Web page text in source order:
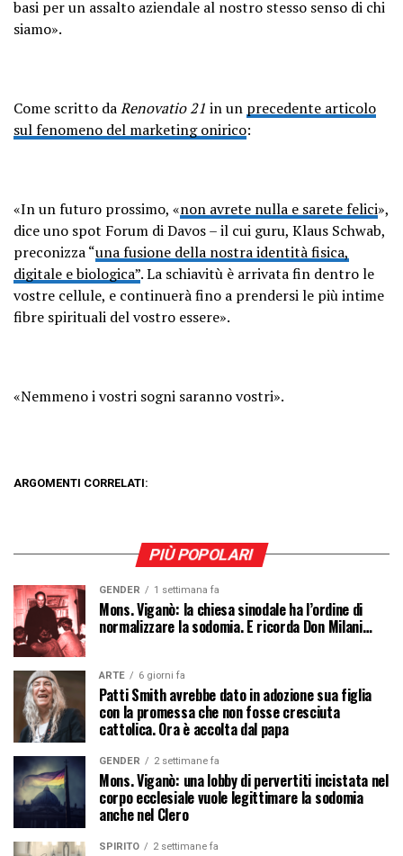
basi per un assalto aziendale al nostro stesso senso di chi
siamo».
Come scritto daRenovatio 21 in un precedente articolo
sul fenomeno del marketing onirico:
«In un futuro prossimo, «non avrete nulla e sarete felici»,
dice uno spot Forum di Davos – il cui guru, Klaus Schwab,
preconizza “una fusione della nostra identità fisica,
digitale e biologica”. La schiavitù è arrivata fin dentro le
vostre cellule, e continuerà fino a prendersi le più intime
fibre spirituali del vostro essere».
«Nemmeno i vostri sogni saranno vostri».
ARGOMENTI CORRELATI:
PIÙ POPOLARI
GENDER 1 settimana fa
Mons. Viganò: la chiesa sinodale ha l’ordine di
normalizzare la sodomia. E ricorda Don Milani…
ARTE 6 giorni fa
Patti Smith avrebbe dato in adozione sua figlia
con la promessa che non fosse cresciuta
cattolica. Ora è accolta dal papa
GENDER 2 settimane fa
Mons. Viganò: una lobby di pervertiti incistata nel
corpo ecclesiale vuole legittimare la sodomia
anche nel Clero
SPIRITO 2 settimane fa